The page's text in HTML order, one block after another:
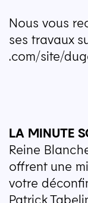
Nous vous
ses travaux
.com/​s​i​t​e​/​
LA MINUTE
Reine
offrent une
votre
Patrick